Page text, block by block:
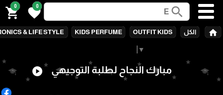
▼
search
0
favorite
0
shopping_cart
home الكل & LIFE STYLE KIDS PERFUME OUTFIT KIDS
مبارك النجاح لطلبة التوجيهي play_circle